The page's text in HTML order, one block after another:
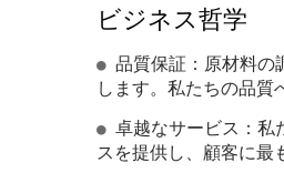
ビジネス哲学
品質保証：原材料の
します。私たちの品質
卓越なサービス：私
スを提供し、顧客に最